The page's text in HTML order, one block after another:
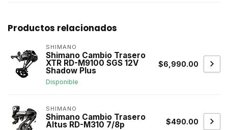
Productos relacionados
SHIMANO
Shimano Cambio Trasero
XTR RD-M9100 SGS 12V
Shadow Plus
Disponible
$6,990.00
SHIMANO
Shimano Cambio Trasero
Altus RD-M310 7/8p $490.00